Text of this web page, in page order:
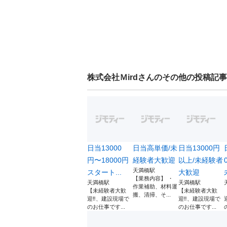
株式会社Ｍird さんのその他の投稿記
日当13000
円〜18000円
スタート...
天満橋駅
【未経験者大歓
迎‼️、建設現場で
のお仕事です...
日当高単価/未
経験者大歓迎
天満橋駅
【業務内容】 ・
作業補助、材料運
搬、清掃、そ...
日当13000円
以上/未経験者
大歓迎
天満橋駅
【未経験者大歓
迎‼️、建設現場で
のお仕事です...